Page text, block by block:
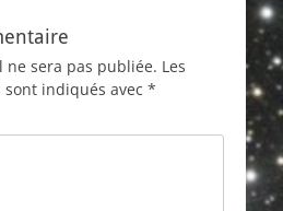
ne sera pas publiée. Les
indiqués avec *